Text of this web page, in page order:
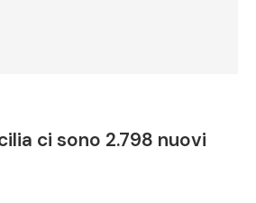
ci sono 2.798 nuovi